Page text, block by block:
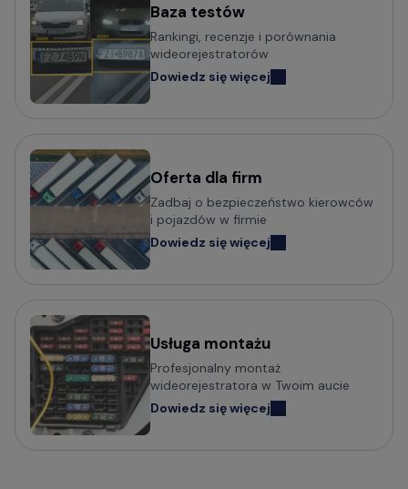
Baza testów
Rankingi, recenzje i porównania
wideorejestratorów
Dowiedz się więcej
Oferta dla firm
Zadbaj o bezpieczeństwo kierowców
i pojazdów w firmie
Dowiedz się więcej
Usługa montażu
Profesjonalny montaż
wideorejestratora w Twoim aucie
Dowiedz się więcej